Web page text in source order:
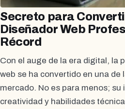
Secreto para
Diseñador Web
Récord
Con el auge de la era digital, la
web se ha convertido en una de
mercado. No es para menos; su
creatividad y habilidades